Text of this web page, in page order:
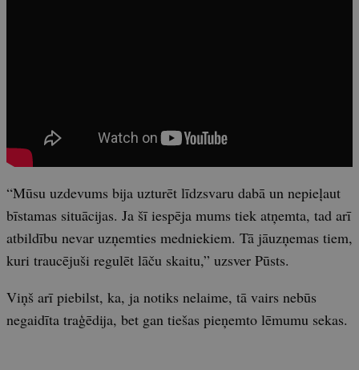
“Mūsu uzdevums bija uzturēt līdzsvaru dabā un nepieļaut
bīstamas situācijas. Ja šī iespēja mums tiek atņemta, tad arī
atbildību nevar uzņemties medniekiem. Tā jāuzņemas tiem,
kuri traucējuši regulēt lāču skaitu,” uzsver Pūsts.
Viņš arī piebilst, ka, ja notiks nelaime, tā vairs nebūs
negaidīta traģēdija, bet gan tiešas pieņemto lēmumu sekas.